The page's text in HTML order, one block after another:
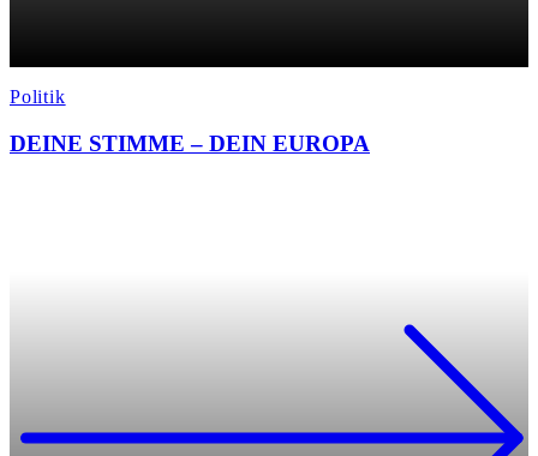
Politik
DEINE STIMME – DEIN EUROPA